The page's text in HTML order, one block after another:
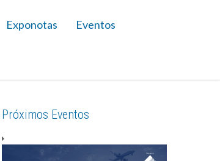
Exponotas Eventos
Próximos Eventos